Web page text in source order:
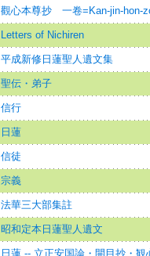
觀心本尊抄 一卷=Kan-jin-hon-
Letters of Nichiren
平成新修日蓮聖人遺文集
聖伝・弟子
信行
日蓮
信徒
宗義
法華三大部集註
昭和定本日蓮聖人遺文
日蓮 -- 立正安国論・開目抄・観